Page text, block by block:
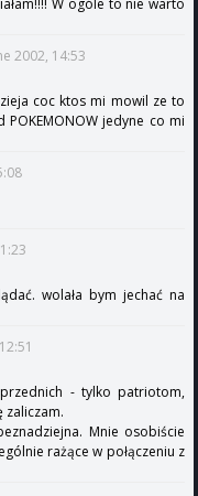
W ogóle to nie warto
2002, 14:53
coc ktos mi mowil ze to
jedyne co mi
wolała bym jechać na
- tylko patriotom,
zaliczam.
Mnie osobiście
rażące w połączeniu z